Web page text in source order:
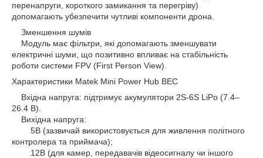
перенапруги, короткого замикання та перегріву)
допомагають убезпечити чутливі компоненти дрона.
Зменшення шумів
Модуль має фільтри, які допомагають зменшувати
електричні шуми, що позитивно впливає на стабільність
роботи системи FPV (First Person View).
Характеристики Matek Mini Power Hub BEC
Вхідна напруга: підтримує акумулятори 2S-6S LiPo (7.4–
26.4 В).
Вихідна напруга:
5В (зазвичай використовується для живлення політного
контролера та приймача);
12В (для камер, передавачів відеосигналу чи іншого